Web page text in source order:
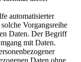
automatisierter
Vorgangsreihe
Daten. Der Begriff
mit Daten.
Daten ohne